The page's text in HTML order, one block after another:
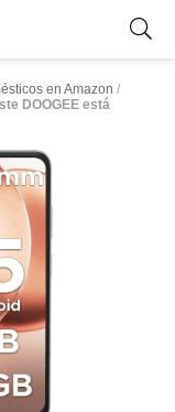
en Amazon /
DOOGEE está